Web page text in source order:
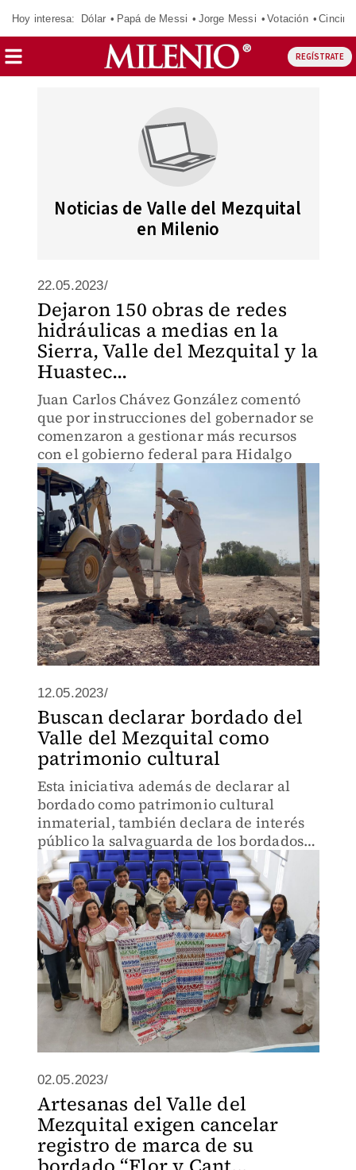
Hoy interesa: Dólar Papá de Messi Jorge Messi Votación
REGÍSTRATE
Noticias de Valle del Mezquital
en Milenio
22.05.2023/
Dejaron 150 obras de redes
hidráulicas a medias en la
Sierra, Valle del Mezquital y la
Huastec...
Juan Carlos Chávez González comentó
que por instrucciones del gobernador se
comenzaron a gestionar más recursos
con el gobierno federal para Hidalgo
12.05.2023/
Buscan declarar bordado del
Valle del Mezquital como
patrimonio cultural
Esta iniciativa además de declarar al
bordado como patrimonio cultural
inmaterial, también declara de interés
público la salvaguarda de los bordados
del Valle del Mezquital
02.05.2023/
Artesanas del Valle del
Mezquital exigen cancelar
registro de marca de su